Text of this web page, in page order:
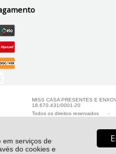
em serviços de
do cookies e
MISS CASA PRESENTES E
18.670.431/0001-20
Todos os direitos reservados
-